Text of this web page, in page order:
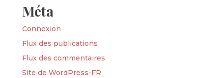
Méta
Connexion
Flux des publications
Flux des commentaires
Site de WordPress-FR